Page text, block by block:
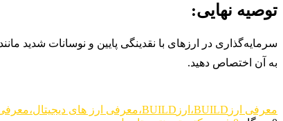
توصیه نهایی:
سرمایه‌گذاری در ارزهای با نقدینگی پایین و نوسانات شدید مانند
به آن اختصاص دهید.
معرفی ارزBUILD،ارزBUILD،معرفی ارز های دیجیتال،معرفی ارز،اهداف ارزBUILD،تحلیل قیمت ارز BUILD